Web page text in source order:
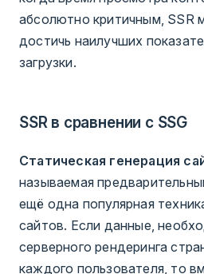
абсолютно критичным, SSR
достичь наилучших
загрузки.
SSR в сравнении с SSG
Статическая генерация
называемая
ещё одна популярная
сайтов. Если данные,
серверного рендеринга
каждого пользователя, то